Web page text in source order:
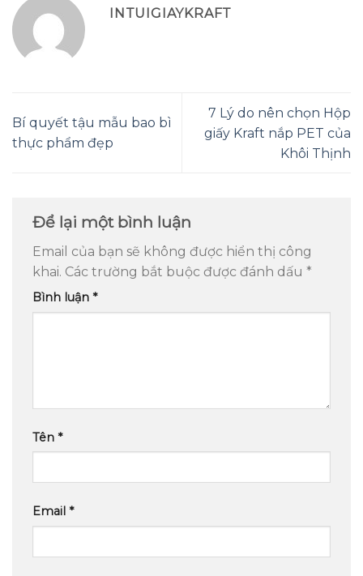
INTUIGIAYKRAFT
Bí quyết tậu mẫu bao bì
thực phẩm đẹp
7 Lý do nên chọn Hộp
giấy Kraft nắp PET của
Khôi Thịnh
Để lại một bình luận
Email của bạn sẽ không được hiển thị công
khai. Các trường bắt buộc được đánh dấu *
Bình luận *
Tên *
Email *